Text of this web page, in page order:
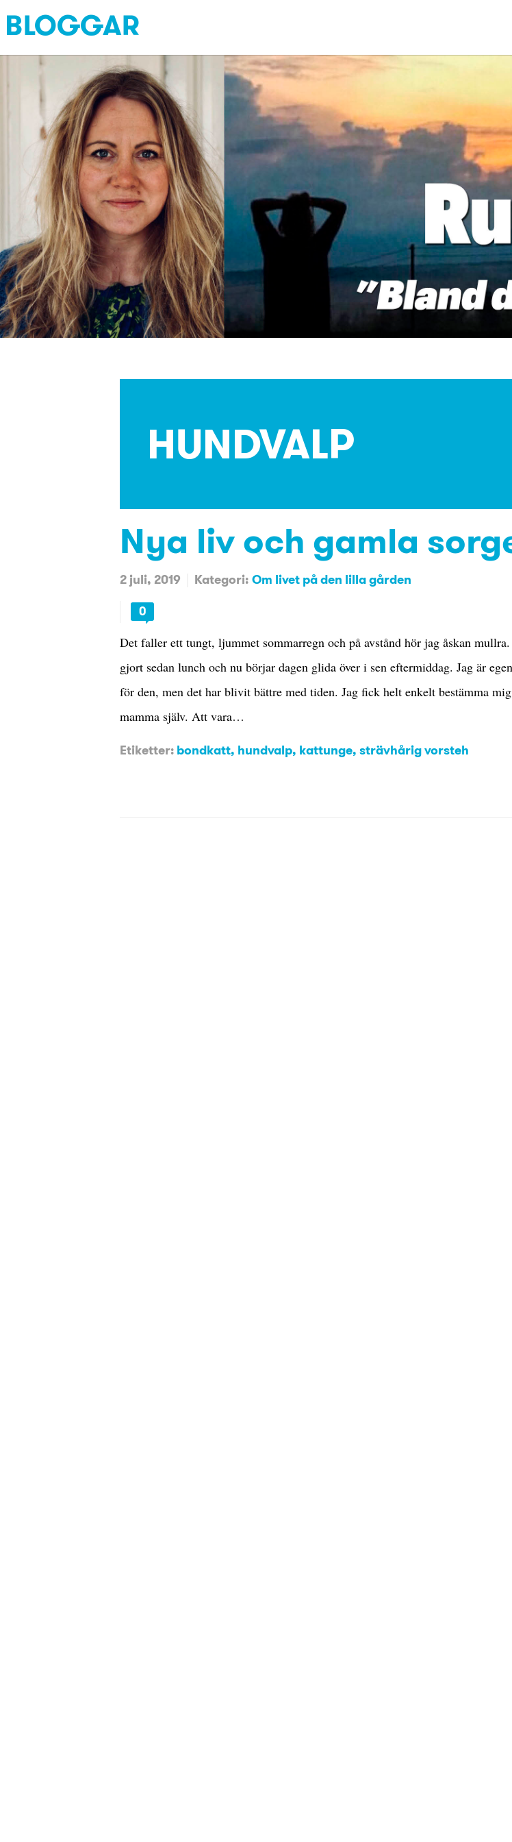
HUNDVALP
Nya liv och gamla
2 juli, 2019 Kategori: Om livet på den lilla gården
0
Det faller ett tungt, ljummet sommarregn och på avstånd hör jag åskan
gjort sedan lunch och nu börjar dagen glida över i sen eftermiddag. Jag är
för den, men det har blivit bättre med tiden. Jag fick helt enkelt bestämma
mamma själv. Att vara…
Etiketter: bondkatt, hundvalp, kattunge, strävhårig vorsteh